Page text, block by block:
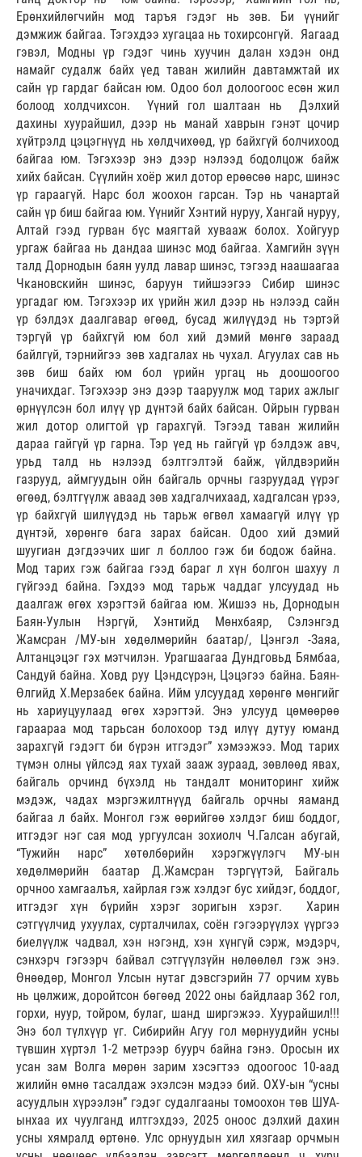
Ерөнхийлөгчийн мод таръя гэдэг нь зөв. Би үүнийг
дэмжиж байгаа. Тэгэхдээ хугацаа нь тохирсонгүй. Яагаад
гэвэл, Модны үр гэдэг чинь хуучин далан хэдэн онд
намайг судалж байх үед таван жилийн давтамжтай их
сайн үр гардаг байсан юм. Одоо бол долоогоос есөн жил
болоод холдчихсон. Үүний гол шалтаан нь Дэлхий
дахины хуурайшил, дээр нь манай хаврын гэнэт цочир
хүйтрэлд цэцэгнүүд нь хөлдчихөөд, үр байхгүй болчихоод
байгаа юм. Тэгэхээр энэ дээр нэлээд бодолцож байж
хийх байсан. Сүүлийн хоёр жил дотор ерөөсөө нарс, шинэс
үр гараагүй. Нарс бол жоохон гарсан. Тэр нь чанартай
сайн үр биш байгаа юм. Үүнийг Хэнтий нуруу, Хангай нуруу,
Алтай гээд гурван бүс маягтай хувааж болох. Хойгуур
ургаж байгаа нь дандаа шинэс мод байгаа. Хамгийн зүүн
талд Дорнодын баян уулд лавар шинэс, тэгээд наашаагаа
Чкановскийн шинэс, баруун тийшээгээ Сибир шинэс
ургадаг юм. Тэгэхээр их үрийн жил дээр нь нэлээд сайн
үр бэлдэх даалгавар өгөөд, бусад жилүүдэд нь тэртэй
тэргүй үр байхгүй юм бол хий дэмий мөнгө зараад
байлгүй, тэрнийгээ зөв хадгалах нь чухал. Агуулах сав нь
зөв биш байх юм бол үрийн ургац нь доошоогоо
уначихдаг. Тэгэхээр энэ дээр тааруулж мод тарих ажлыг
өрнүүлсэн бол илүү үр дүнтэй байх байсан. Ойрын гурван
жил дотор олигтой үр гарахгүй. Тэгээд таван жилийн
дараа гайгүй үр гарна. Тэр үед нь гайгүй үр бэлдэж авч,
урьд талд нь нэлээд бэлтгэлтэй байж, үйлдвэрийн
газрууд, аймгуудын ойн байгаль орчны газруудад үүрэг
өгөөд, бэлтгүүлж аваад зөв хадгалчихаад, хадгалсан үрээ,
үр байхгүй шилүүдэд нь тарьж өгвөл хамаагүй илүү үр
дүнтэй, хөрөнгө бага зарах байсан. Одоо хий дэмий
шуугиан дэгдээчих шиг л боллоо гэж би бодож байна.
Мод тарих гэж байгаа гээд бараг л хүн болгон шахуу л
гүйгээд байна. Гэхдээ мод тарьж чаддаг улсуудад нь
даалгаж өгөх хэрэгтэй байгаа юм. Жишээ нь, Дорнодын
Баян-Уулын Нэргүй, Хэнтийд Мөнхбаяр, Сэлэнгэд
Жамсран /МУ-ын хөдөлмөрийн баатар/, Цэнгэл -Заяа,
Алтанцэцэг гэх мэтчилэн. Урагшаагаа Дундговьд Бямбаа,
Сандуй байна. Ховд руу Цэндсүрэн, Цэцэгээ байна. Баян-
Өлгийд Х.Мерзабек байна. Ийм улсуудад хөрөнгө мөнгийг
нь хариуцуулаад өгөх хэрэгтэй. Энэ улсууд цөмөөрөө
гараараа мод тарьсан болохоор тэд илүү дутуу юманд
зарахгүй гэдэгт би бүрэн итгэдэг” хэмээжээ. Мод тарих
түмэн олны үйлсэд яах тухай зааж зураад, зөвлөөд явах,
байгаль орчинд бүхэлд нь тандалт мониторинг хийж
мэдэж, чадах мэргэжилтнүүд байгаль орчны яаманд
байгаа л байх. Монгол гэж өөрийгөө хэлдэг биш боддог,
итгэдэг нэг сая мод ургуулсан зохиолч Ч.Галсан абугай,
“Тужийн нарс” хөтөлбөрийн хэрэгжүүлэгч МУ-ын
хөдөлмөрийн баатар Д.Жамсран тэргүүтэй, Байгаль
орчноо хамгаалъя, хайрлая гэж хэлдэг бус хийдэг, боддог,
итгэдэг хүн бүрийн хэрэг зоригын хэрэг. Харин
сэтгүүлчид ухуулах, сурталчилах, соён гэгээрүүлэх үүргээ
биелүүлж чадвал, хэн нэгэнд, хэн хүнгүй сэрж, мэдэрч,
сэнхэрч гэгээрч байвал сэтгүүлзүйн нөлөөлөл гэж энэ.
Өнөөдөр, Монгол Улсын нутаг дэвсгэрийн 77 орчим хувь
нь цөлжиж, доройтсон бөгөөд 2022 оны байдлаар 362 гол,
горхи, нуур, тойром, булаг, шанд ширгэжээ. Хуурайшил!!!
Энэ бол түлхүүр үг. Сибирийн Агуу гол мөрнуудийн усны
түвшин хүртэл 1-2 метрээр буурч байна гэнэ. Оросын их
усан зам Волга мөрөн зарим хэсэгтээ одоогоос 10-аад
жилийн өмнө тасалдаж эхэлсэн мэдээ бий. ОХУ-ын “усны
асуудлын хүрээлэн” гэдэг судалгааны томоохон төв ШУА-
ынхаа их чуулганд илтгэхдээ, 2025 оноос дэлхий дахин
усны хямралд өртөнө. Улс орнуудын хил хязгаар орчмын